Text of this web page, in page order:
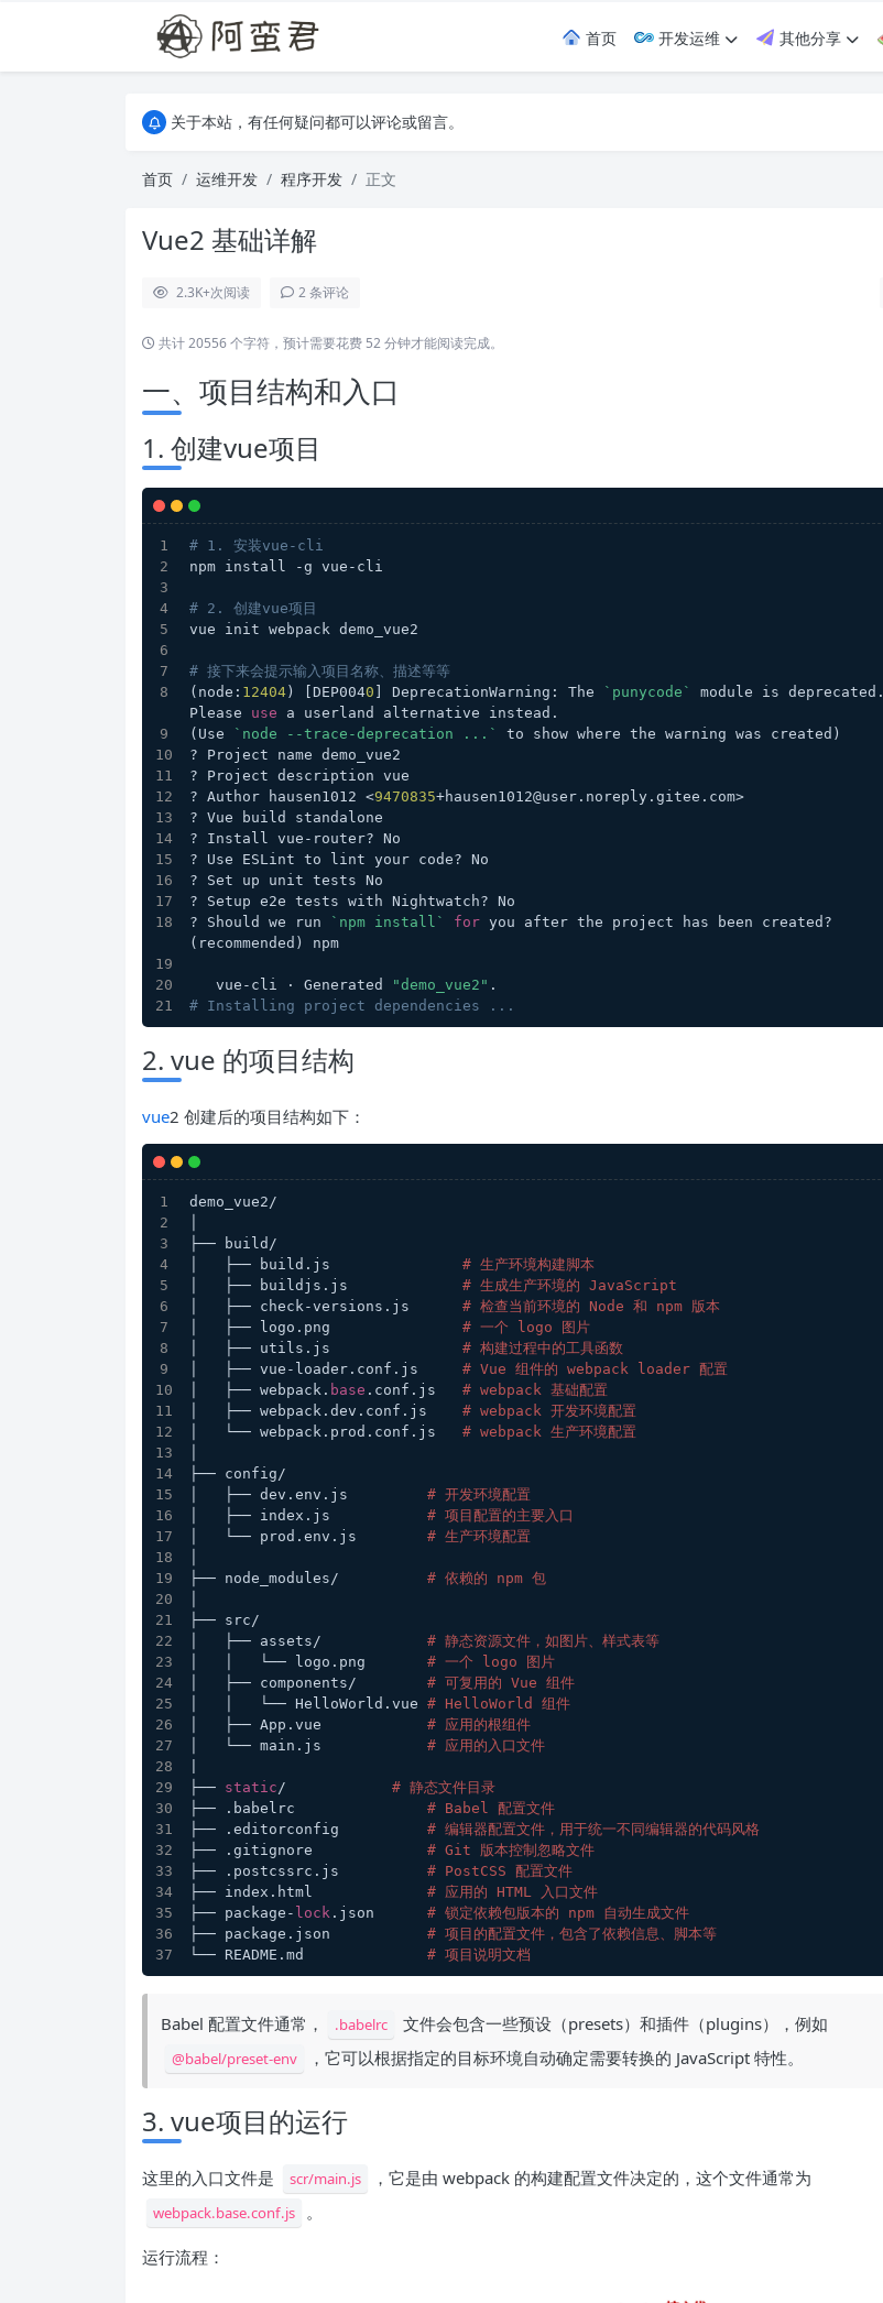
首页 开发运维 其他分享
关于本站，有任何疑问都可以评论或留言。
关于本站，有任何疑问都可以评论或留言。
首页
运维开发 程序开发 正文
Vue2 基础详解
2.3K+次阅读 2 条评论
共计 20556 个字符，预计需要花费 52 分钟才能阅读完成。
一、项目结构和入口
1. 创建vue项目
# 1. 安装vue-cli
npm install -g vue-cli
# 2. 创建vue项目
vue init webpack demo_vue2
# 接下来会提示输入项目名称、描述等等
(node: 12404 ) [DEP0040 ] DeprecationWarning: The `punycode`
module is deprecated.
Please use a userland alternative instead.
(Use
`node --trace-deprecation ...`
to show where the warning was created)
? Project name demo_vue2
? Project description vue
? Author hausen1012 <9470835+hausen1012@user.noreply.gitee.com>
? Vue build standalone
? Install vue-router? No
? Use ESLint to lint your code? No
? Set up unit tests No
? Setup e2e tests with Nightwatch? No
? Should we run
`npm install` for you after the project has been created?
(recommended) npm
   vue-cli · Generated
"demo_vue2" .
# Installing project dependencies ...
2. vue 的项目结构
vue2 创建后的项目结构如下：
demo_vue2/
├── build/
│   ├── build.js # 生产环境构建脚本
│   ├── buildjs.js # 生成生产环境的 JavaScript
│   ├── check-versions.js # 检查当前环境的 Node 和 npm 版本
│   ├── logo.png # 一个 logo 图片
│   ├── utils.js # 构建过程中的工具函数
│   ├── vue-loader.conf.js # Vue 组件的 webpack loader 配置
│   ├── webpack. base .conf.js # webpack 基础配置
│   ├── webpack.dev.conf.js # webpack 开发环境配置
│   └── webpack.prod.conf.js # webpack 生产环境配置
├── config/
│   ├── dev.env.js # 开发环境配置
│   ├── index.js # 项目配置的主要入口
│   └── prod.env.js # 生产环境配置
├── node_modules/ # 依赖的 npm 包
├── src/
│   ├── assets/ # 静态资源文件，如图片、样式表等
│   │   └── logo.png # 一个 logo 图片
│   ├── components/ # 可复用的 Vue 组件
│   │   └── HelloWorld.vue # HelloWorld 组件
│   ├── App.vue # 应用的根组件
│   └── main.js # 应用的入口文件
├── static/ # 静态文件目录
├── .babelrc # Babel 配置文件
├── .editorconfig # 编辑器配置文件，用于统一不同编辑器的代码风格
├── .gitignore # Git 版本控制忽略文件
├── .postcssrc.js # PostCSS 配置文件
├── index.html # 应用的 HTML 入口文件
├── package- lock .json # 锁定依赖包版本的 npm 自动生成文件
├── package.json # 项目的配置文件，包含了依赖信息、脚本等
└── README.md # 项目说明文档
Babel 配置文件通常， .babelrc 文件会包含一些预设（presets）和插件（plugins），例如
@babel/preset-env ，它可以根据指定的目标环境自动确定需要转换的 JavaScript 特性。
3. vue项目的运行
这里的入口文件是 scr/main.js ，它是由 webpack 的构建配置文件决定的，这个文件通常为
webpack.base.conf.js 。
运行流程：